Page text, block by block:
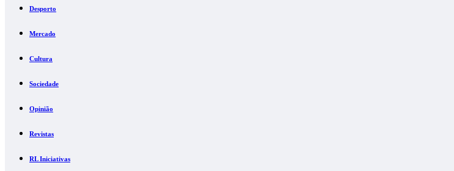
Desporto
Mercado
Cultura
Sociedade
Opinião
Revistas
RL Iniciativas